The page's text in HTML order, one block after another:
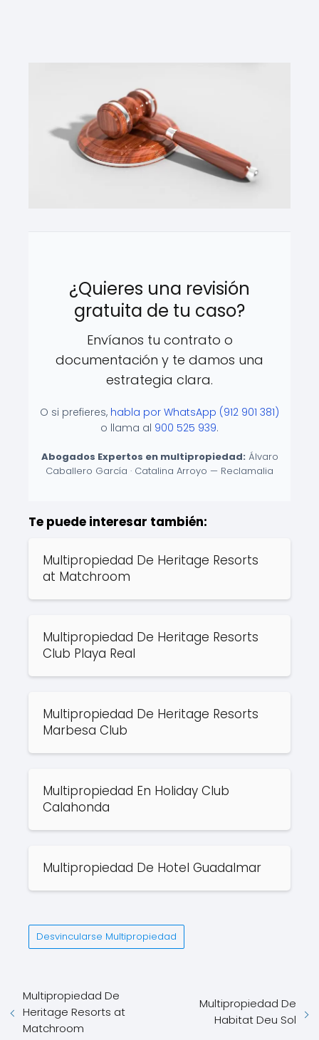
¿Quieres una revisión
gratuita de tu caso?
Envíanos tu contrato o
documentación y te damos una
estrategia clara.
O si prefieres, habla por WhatsApp (912 901 381)
o llama al 900 525 939.
Abogados Expertos en multipropiedad: Álvaro
Caballero García · Catalina Arroyo — Reclamalia
Te puede interesar también:
Multipropiedad De Heritage Resorts
at Matchroom
Multipropiedad De Heritage Resorts
Club Playa Real
Multipropiedad De Heritage Resorts
Marbesa Club
Multipropiedad En Holiday Club
Calahonda
Multipropiedad De Hotel Guadalmar
Desvincularse Multipropiedad
Multipropiedad De
Heritage Resorts at
Matchroom
Multipropiedad De
Habitat Deu Sol